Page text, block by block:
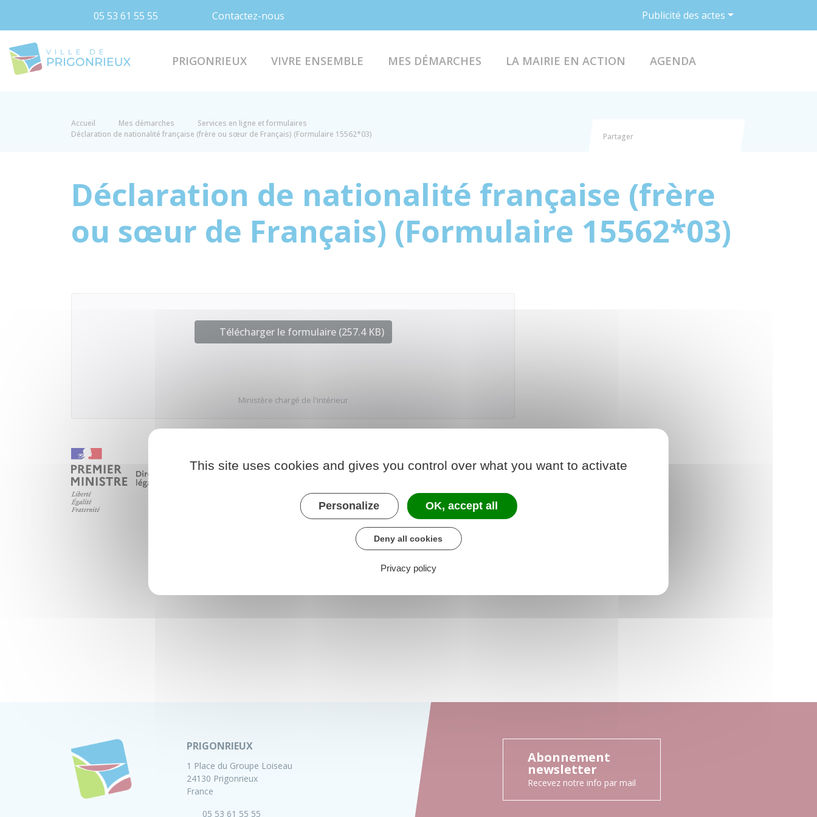
05 53 61 55 55 Contactez-nous Publicité des actes
PRIGONRIEUX VIVRE ENSEMBLE MES DÉMARCHES LA MAIRIE EN ACTION AGENDA
Accueil Mes démarches
Services en ligne et formulaires
Déclaration de nationalité française (frère ou sœur de Français) (Formulaire 15562*03)
Partager
Déclaration de nationalité française (frère
ou sœur de Français) (Formulaire 15562*03)
Télécharger le formulaire (257.4 KB)
Ministère chargé de l'intérieur
PRIGONRIEUX
1 Place du Groupe Loiseau
24130 Prigonrieux
France
05 53 61 55 55
Abonnement
newsletter
Recevez notre info par mail
This site uses cookies and gives you control over what you want to activate
Personalize OK, accept all
Deny all cookies
Privacy policy